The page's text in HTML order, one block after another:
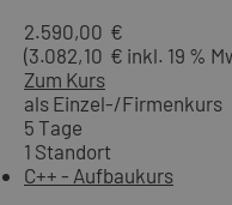
2.590,00 €
(3.082,10 € inkl. 19 %
Zum Kurs
als Einzel-/Firmenkurs
5 Tage
1 Standort
C++ - Aufbaukurs